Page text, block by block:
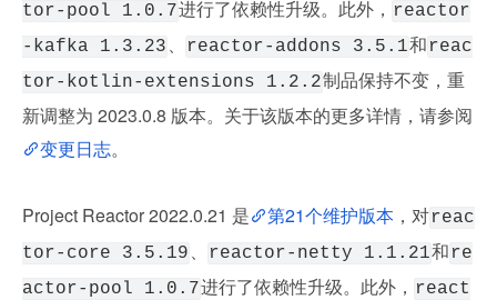
tor-pool 1.0.7进行了依赖性升级。此外， reactor
-kafka 1.3.23 、 reactor-addons 3.5.1和 reac
tor-kotlin-extensions 1.2.2制品保持不变，重
新调整为 2023.0.8 版本。关于该版本的更多详情，请参阅
变更日志。
Project Reactor 2022.0.21 是 第21个维护版本 ，对reac
tor-core 3.5.19 、 reactor-netty 1.1.21和 re
actor-pool 1.0.7进行了依赖性升级。此外， react